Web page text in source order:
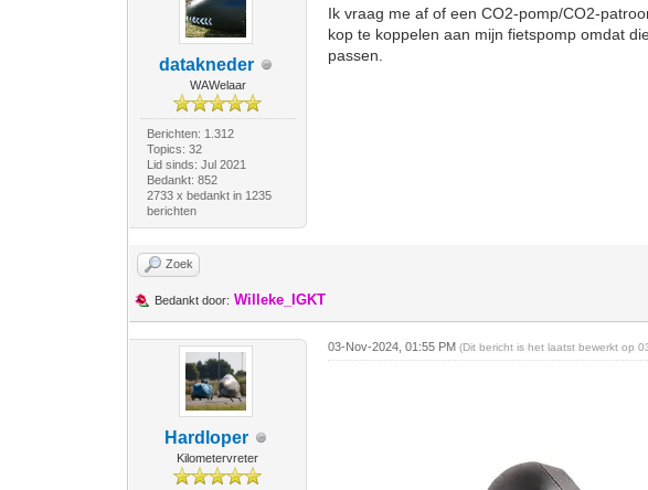
datakneder
WAWelaar
Berichten: 1.312
Topics: 32
Lid sinds: Jul 2021
Bedankt: 852
2733 x bedankt in 1235
berichten
Ik vraag me af of een CO2-pomp/CO2-
kop te koppelen aan mijn fietspomp omdat
passen.
Zoek
Bedankt door: Willeke_IGKT
Hardloper
Kilometervreter
03-Nov-2024, 01:55 PM(Dit bericht is het laatst bewerkt op